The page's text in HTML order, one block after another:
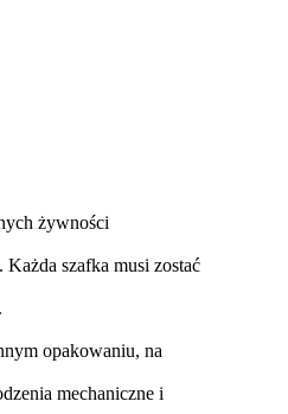
żywności
szafka musi zostać
opakowaniu, na
mechaniczne i